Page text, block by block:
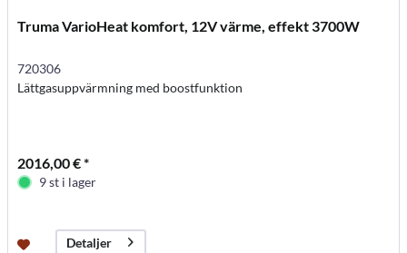
Truma VarioHeat komfort, 12V värme, effekt 3700W
720306
Lättgasuppvärmning med boostfunktion
2016,00 € *
9 st i lager
Detaljer